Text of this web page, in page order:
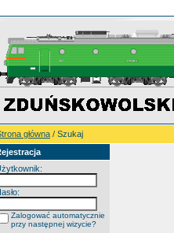
główna / Szukaj
Zalogować automatycznie
przy następnej wizycie?